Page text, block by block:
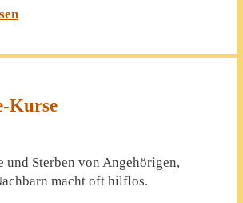
Kurse
und Sterben von Angehörigen,
macht oft hilflos.